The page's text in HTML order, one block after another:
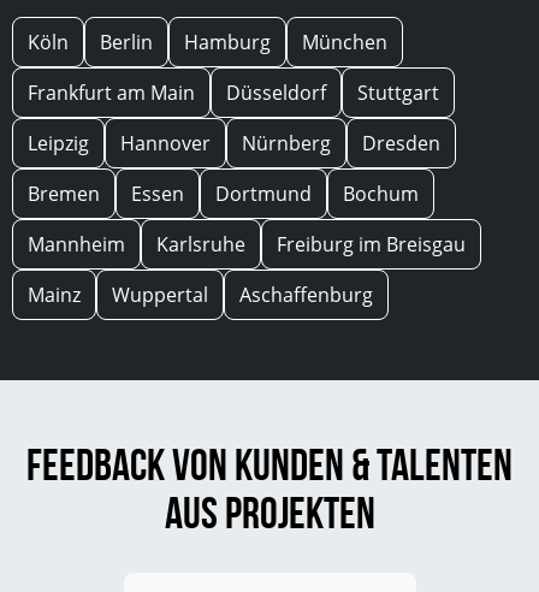
Köln Berlin Hamburg
München
Frankfurt am Main
Düsseldorf
Stuttgart
Leipzig
Hannover Nürnberg
Dresden
Bremen
Essen Dortmund
Bochum
Mannheim
Karlsruhe
Freiburg im Breisgau
Mainz
Wuppertal Aschaffenburg
Feedback von Kunden & Talenten
aus Projekten